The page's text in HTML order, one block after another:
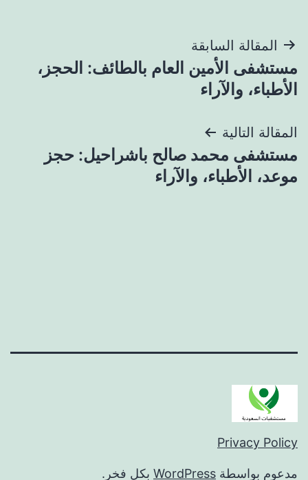
تصفّح
المقالات
المقالة السابقة
مستشفى الأمين العام بالطائف: الحجز،
الأطباء، والآراء
المقالة التالية
مستشفى محمد صالح باشراحيل: حجز
موعد، الأطباء، والآراء
Privacy Policy
مدعوم بواسطة WordPress بكل فخر.